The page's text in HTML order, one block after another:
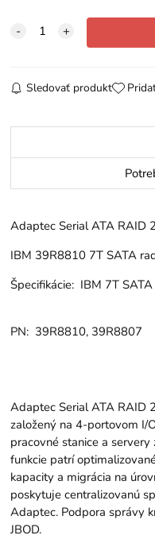
Sledovať produkt
Adaptec Serial ATA RAID
IBM 39R8810 7T SATA
Špecifikácie: IBM 7T
PN: 39R8810, 39R8807
Adaptec Serial ATA RAID
založený na 4-portovom I/
pracovné stanice a
funkcie patrí
kapacity a migrácia na
poskytuje centralizovanú
Adaptec. Podpora správy
JBOD.